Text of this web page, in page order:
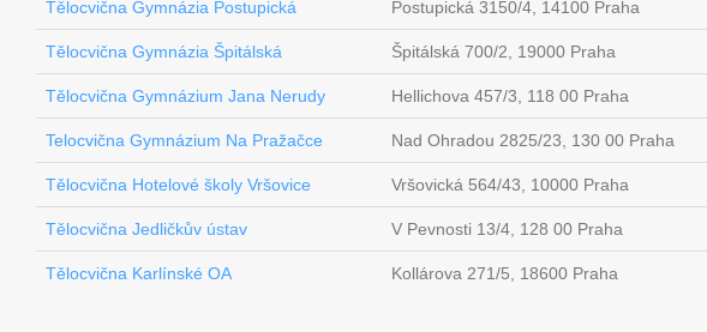
Tělocvična Gymnázia Postupická Postupická 3150/4, 14100 Praha
Tělocvična Gymnázia Špitálská Špitálská 700/2, 19000 Praha
Tělocvična Gymnázium Jana Nerudy Hellichova 457/3, 118 00 Praha
Telocvična Gymnázium Na Pražačce Nad Ohradou 2825/23, 130 00 Praha
Tělocvična Hotelové školy Vršovice Vršovická 564/43, 10000 Praha
Tělocvična Jedličkův ústav V Pevnosti 13/4, 128 00 Praha
Tělocvična Karlínské OA Kollárova 271/5, 18600 Praha